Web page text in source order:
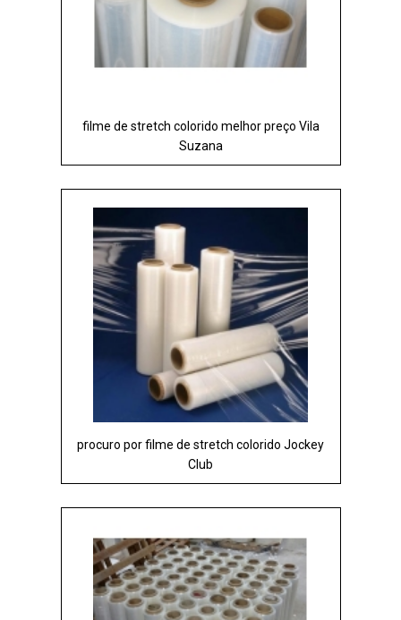
filme de stretch colorido melhor preço Vila
Suzana
procuro por filme de stretch colorido Jockey
Club